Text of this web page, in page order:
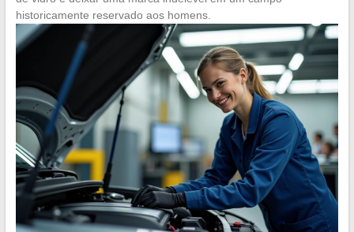
historicamente reservado aos homens.